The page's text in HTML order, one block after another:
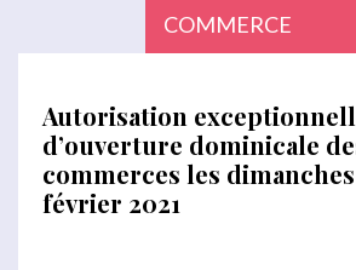
COMMERCE
Autorisation
d’ouverture dominicale
commerces les dimanches
février 2021